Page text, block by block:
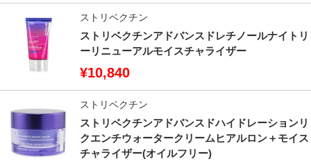
ストリベクチン
ストリベクチンアドバンスドレチノールナイトリ
ーリニューアルモイスチャライザー
¥10,840
ストリベクチン
ストリベクチンアドバンスドハイドレーションリ
クエンチウォータークリームヒアルロン＋モイス
チャライザー(オイルフリー)